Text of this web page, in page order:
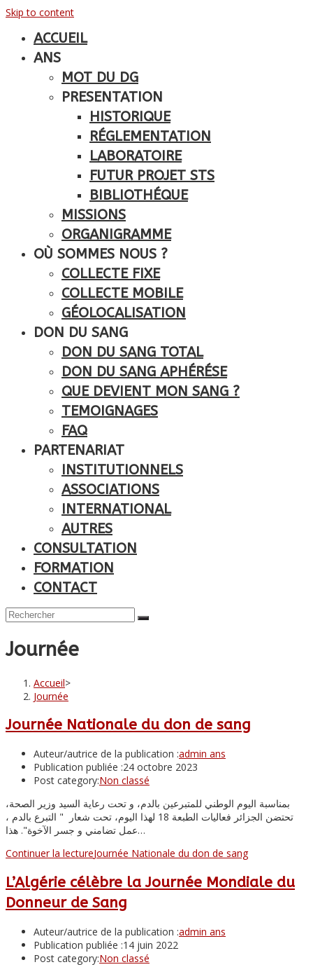
Skip to content
ACCUEIL
ANS
MOT DU DG
PRESENTATION
HISTORIQUE
RÉGLEMENTATION
LABORATOIRE
FUTUR PROJET STS
BIBLIOTHÉQUE
MISSIONS
ORGANIGRAMME
OÙ SOMMES NOUS ?
COLLECTE FIXE
COLLECTE MOBILE
GÉOLOCALISATION
DON DU SANG
DON DU SANG TOTAL
DON DU SANG APHÉRÉSE
QUE DEVIENT MON SANG ?
TEMOIGNAGES
FAQ
PARTENARIAT
INSTITUTIONNELS
ASSOCIATIONS
INTERNATIONAL
AUTRES
CONSULTATION
FORMATION
CONTACT
Journée
Accueil>
Journée
Journée Nationale du don de sang
Auteur/autrice de la publication :admin ans
Publication publiée :24 octobre 2023
Post category:Non classé
بمناسبة اليوم الوطني للمتبرعين بالدم، و تحت رعاية السيد وزير الصحة،
تحتضن الجزائر فعاليات الطبعة 18 لهذا اليوم، تحت شعار " التبرع بالدم ،
عمل تضامني و جسر الآخوة". هذا…
Continuer la lectureJournée Nationale du don de sang
L’Algérie célèbre la Journée Mondiale du
Donneur de Sang
Auteur/autrice de la publication :admin ans
Publication publiée :14 juin 2022
Post category:Non classé